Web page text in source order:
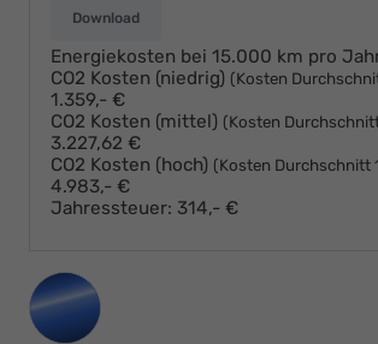
Download
Energiekosten bei 15.000 km pro
CO2 Kosten (niedrig) (Kosten
1.359,- €
CO2 Kosten (mittel) (Kosten
3.227,62 €
CO2 Kosten (hoch) (Kosten Durchschnitt
4.983,- €
Jahressteuer: 314,- €